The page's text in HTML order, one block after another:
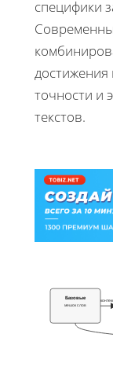
специфики
достижения
точности и
текстов.
Базовые
мешок слов